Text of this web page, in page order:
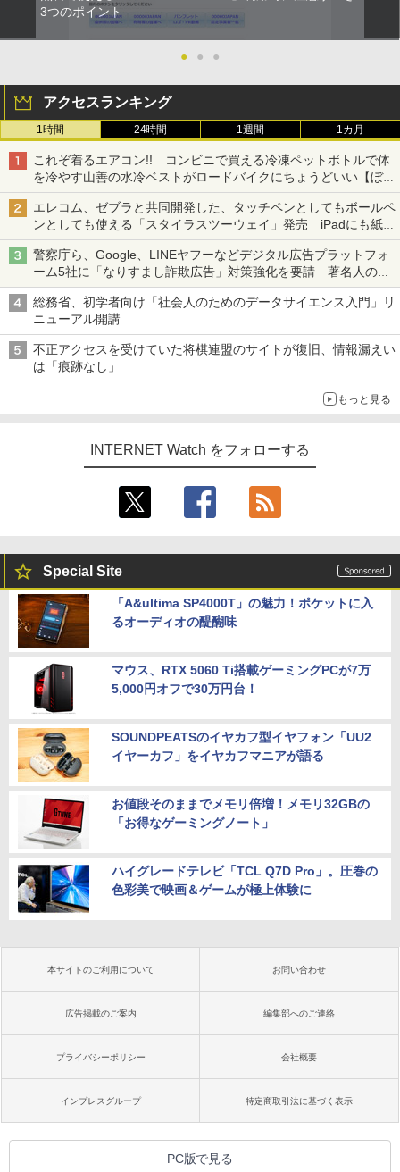
3つのポイント
● ● ●
アクセスランキング
1時間 24時間 1週間 1カ月
これぞ着るエアコン!! コンビニで買える冷凍ペットボトルで体
を冷やす山善の水冷ベストがロードバイクにちょうどいい【ぼっ
ち・ざ・ろーど！その14】【空いた時間でなにしてる？】
エレコム、ゼブラと共同開発した、タッチペンとしてもボールペ
ンとしても使える「スタイラスツーウェイ」発売 iPadにも紙に
も、持ち替えずに書き込める
警察庁ら、Google、LINEヤフーなどデジタル広告プラットフォ
ーム5社に「なりすまし詐欺広告」対策強化を要請 著名人の写
真や映像を使った投資詐欺などへの対策として
総務省、初学者向け「社会人のためのデータサイエンス入門」リ
ニューアル開講
不正アクセスを受けていた将棋連盟のサイトが復旧、情報漏えい
は「痕跡なし」
もっと見る
INTERNET Watch をフォローする
Special Site
「A&ultima SP4000T」の魅力！ポケットに入
るオーディオの醍醐味
マウス、RTX 5060 Ti搭載ゲーミングPCが7万
5,000円オフで30万円台！
SOUNDPEATSのイヤカフ型イヤフォン「UU2
イヤーカフ」をイヤカフマニアが語る
お値段そのままでメモリ倍増！メモリ32GBの
「お得なゲーミングノート」
ハイグレードテレビ「TCL Q7D Pro」。圧巻の
色彩美で映画＆ゲームが極上体験に
本サイトのご利用について お問い合わせ
広告掲載のご案内 編集部へのご連絡
プライバシーポリシー 会社概要
インプレスグループ 特定商取引法に基づく表示
PC版で見る